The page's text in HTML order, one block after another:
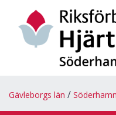
Gävleborgs län Söderhamn